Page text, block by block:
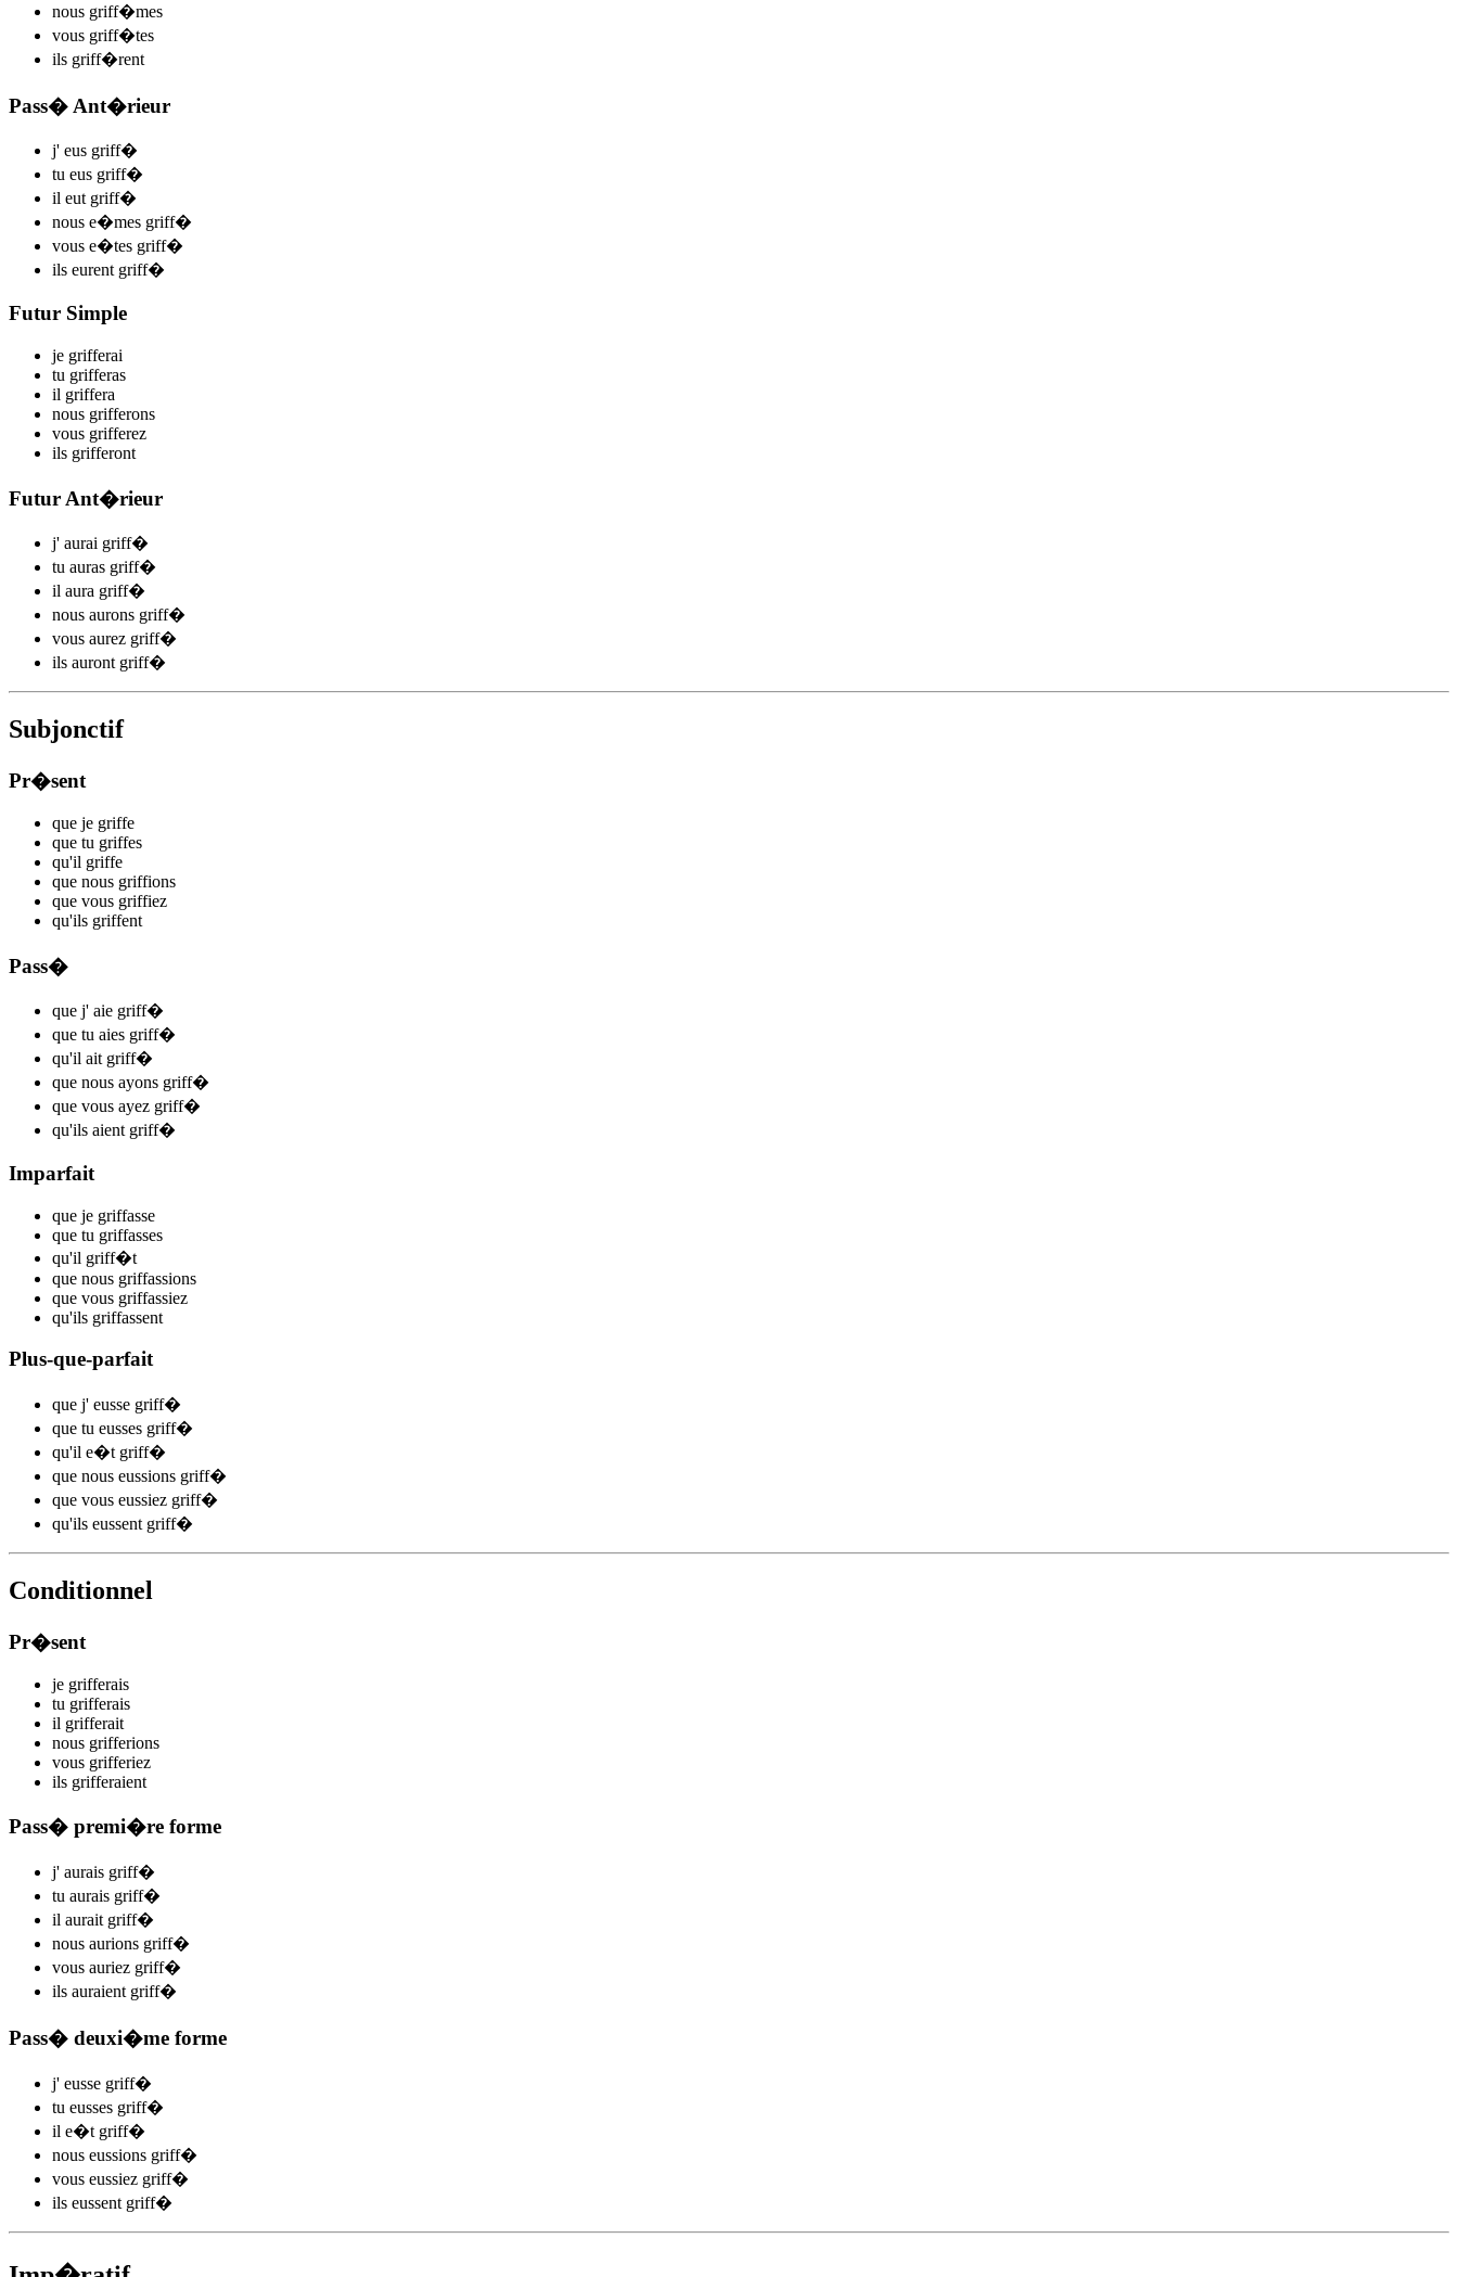
nous griff�mes
vous griff�tes
ils griff�rent
Pass� Ant�rieur
j' eus griff�
tu eus griff�
il eut griff�
nous e�mes griff�
vous e�tes griff�
ils eurent griff�
Futur Simple
je grifferai
tu grifferas
il griffera
nous grifferons
vous grifferez
ils grifferont
Futur Ant�rieur
j' aurai griff�
tu auras griff�
il aura griff�
nous aurons griff�
vous aurez griff�
ils auront griff�
Subjonctif
Pr�sent
que je griffe
que tu griffes
qu'il griffe
que nous griffions
que vous griffiez
qu'ils griffent
Pass�
que j' aie griff�
que tu aies griff�
qu'il ait griff�
que nous ayons griff�
que vous ayez griff�
qu'ils aient griff�
Imparfait
que je griffasse
que tu griffasses
qu'il griff�t
que nous griffassions
que vous griffassiez
qu'ils griffassent
Plus-que-parfait
que j' eusse griff�
que tu eusses griff�
qu'il e�t griff�
que nous eussions griff�
que vous eussiez griff�
qu'ils eussent griff�
Conditionnel
Pr�sent
je grifferais
tu grifferais
il grifferait
nous grifferions
vous grifferiez
ils grifferaient
Pass� premi�re forme
j' aurais griff�
tu aurais griff�
il aurait griff�
nous aurions griff�
vous auriez griff�
ils auraient griff�
Pass� deuxi�me forme
j' eusse griff�
tu eusses griff�
il e�t griff�
nous eussions griff�
vous eussiez griff�
ils eussent griff�